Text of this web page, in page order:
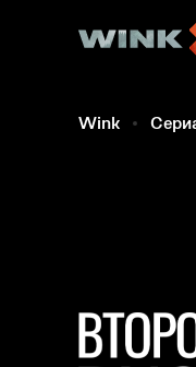
Wink